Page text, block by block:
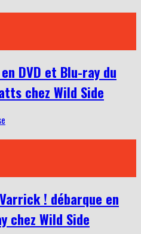
DVD et Blu-ray du
chez Wild Side
! débarque en
chez Wild Side